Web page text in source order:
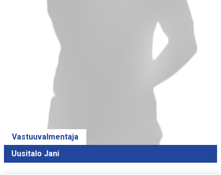
Vastuuvalmentaja
Uusitalo Jani